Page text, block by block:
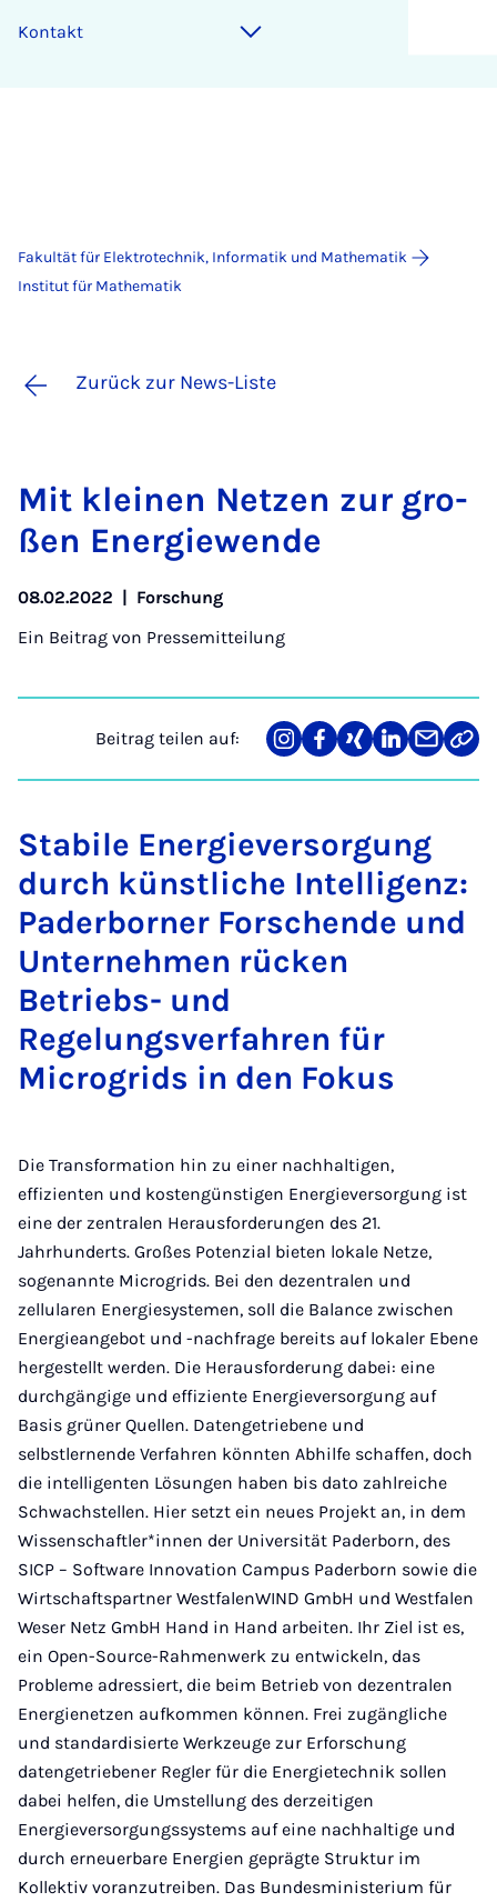
Kontakt
Fakultät für Elektrotechnik, Informatik und Mathematik
Institut für Mathematik
Zurück zur News-Liste
Mit klei­nen Net­zen zur gro­
ßen Ener­gie­wen­de
08.02.2022 | Forschung
Ein Beitrag von Pressemitteilung
Beitrag teilen auf:
Teilen
auf
Teilen
auf
Teilen
auf
Teilen
auf
Teilen
über
Mail
Link
Stabile Energieversorgung
durch künstliche Intelligenz:
Paderborner Forschende und
Unternehmen rücken
Betriebs- und
Regelungsverfahren für
Microgrids in den Fokus
Die Transformation hin zu einer nachhaltigen,
effizienten und kostengünstigen Energieversorgung ist
eine der zentralen Herausforderungen des 21.
Jahrhunderts. Großes Potenzial bieten lokale Netze,
sogenannte Microgrids. Bei den dezentralen und
zellularen Energiesystemen, soll die Balance zwischen
Energieangebot und -nachfrage bereits auf lokaler Ebene
hergestellt werden. Die Herausforderung dabei: eine
durchgängige und effiziente Energieversorgung auf
Basis grüner Quellen. Datengetriebene und
selbstlernende Verfahren könnten Abhilfe schaffen, doch
die intelligenten Lösungen haben bis dato zahlreiche
Schwachstellen. Hier setzt ein neues Projekt an, in dem
Wissenschaftler*innen der Universität Paderborn, des
SICP – Software Innovation Campus Paderborn sowie die
Wirtschaftspartner WestfalenWIND GmbH und Westfalen
Weser Netz GmbH Hand in Hand arbeiten. Ihr Ziel ist es,
ein Open-Source-Rahmenwerk zu entwickeln, das
Probleme adressiert, die beim Betrieb von dezentralen
Energienetzen aufkommen können. Frei zugängliche
und standardisierte Werkzeuge zur Erforschung
datengetriebener Regler für die Energietechnik sollen
dabei helfen, die Umstellung des derzeitigen
Energieversorgungssystems auf eine nachhaltige und
durch erneuerbare Energien geprägte Struktur im
Kollektiv voranzutreiben. Das Bundesministerium für